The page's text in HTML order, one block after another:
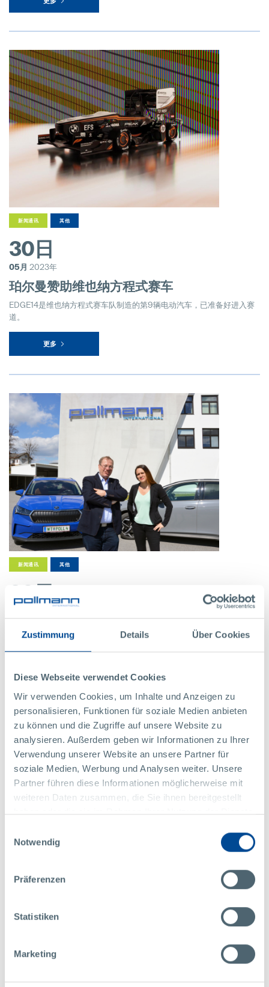
Zustimmung Details Über Cookies
Diese Webseite verwendet Cookies
Wir verwenden Cookies, um Inhalte und Anzeigen zu
personalisieren, Funktionen für soziale Medien anbieten
zu können und die Zugriffe auf unsere Website zu
analysieren. Außerdem geben wir Informationen zu Ihrer
Verwendung unserer Website an unsere Partner für
soziale Medien, Werbung und Analysen weiter. Unsere
Partner führen diese Informationen möglicherweise mit
weiteren Daten zusammen, die Sie ihnen bereitgestellt
haben oder die sie im Rahmen Ihrer Nutzung der Dienste
Notwendig
Präferenzen
Statistiken
Marketing
新闻通讯 其他
30日
05月 2023年
珀尔曼赞助维也纳方程式赛车
EDGE14是维也纳方程式赛车队制造的第9辆电动汽车，已准备好进入赛
道。
更多
新闻通讯 其他
30日
珀尔曼的车队走向电动化
换车的珀尔曼国际大家庭的成员，向我们报告了他们的动力、驾驶经验和
更多
30日